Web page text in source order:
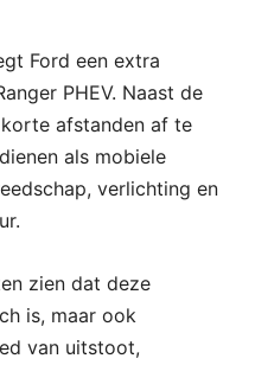
Ford een extra
PHEV. Naast de
afstanden af te
als mobiele
verlichting en
zien dat deze
is, maar ook
van uitstoot,